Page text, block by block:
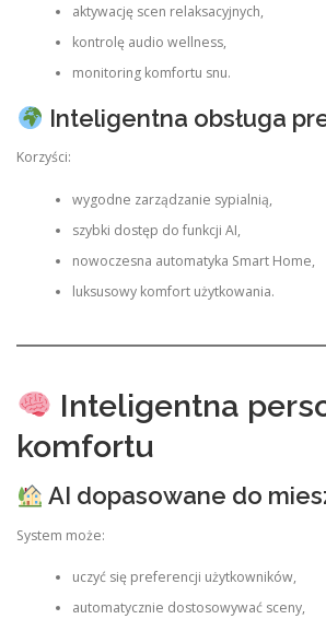
aktywację scen relaksacyjnych,
kontrolę audio wellness,
monitoring komfortu snu.
Inteligentna obsługa
Korzyści:
wygodne zarządzanie sypialnią,
szybki dostęp do funkcji AI,
nowoczesna automatyka Smart Home,
luksusowy komfort użytkowania.
Inteligentna
komfortu
AI dopasowane do
System może:
uczyć się preferencji użytkowników,
automatycznie dostosowywać sceny,